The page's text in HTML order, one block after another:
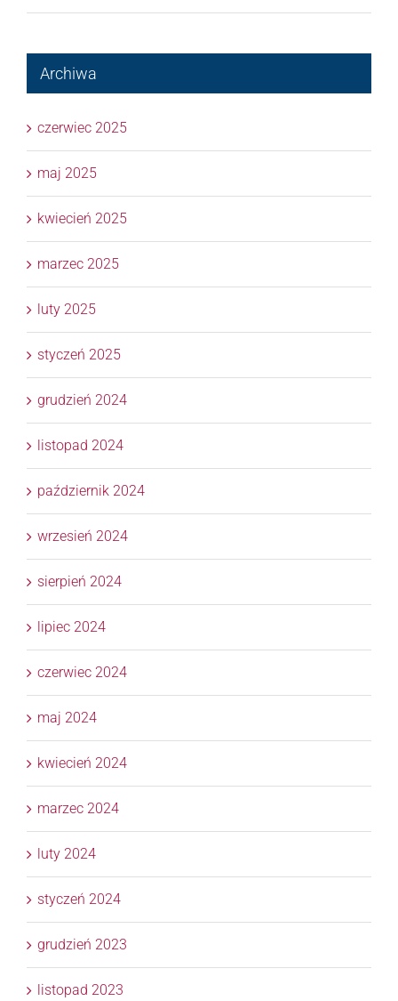
Archiwa
czerwiec 2025
maj 2025
kwiecień 2025
marzec 2025
luty 2025
styczeń 2025
grudzień 2024
listopad 2024
październik 2024
wrzesień 2024
sierpień 2024
lipiec 2024
czerwiec 2024
maj 2024
kwiecień 2024
marzec 2024
luty 2024
styczeń 2024
grudzień 2023
listopad 2023